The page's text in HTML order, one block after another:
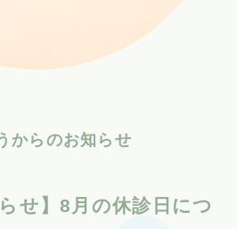
からのお知らせ
せ】8月の休診日につ